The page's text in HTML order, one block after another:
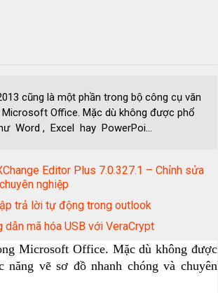
cũng là một phần trong bộ công cụ văn
Microsoft Office. Mặc dù không được phổ
Word , Excel hay PowerPoi...
Editor Plus 7.0.327.1 – Chỉnh sửa
nghiệp
trả lời tự động trong outlook
dẫn mã hóa USB với VeraCrypt
Microsoft Office. Mặc dù không được
năng vẽ sơ đồ nhanh chóng và chuyên